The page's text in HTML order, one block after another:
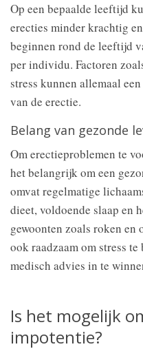
Op een bepaalde leeftijd
erecties minder krachtig
beginnen rond de leeftijd
per individu. Factoren
stress kunnen allemaal
van de erectie.
Belang van gezonde
Om erectieproblemen te
het belangrijk om een
omvat regelmatige
dieet, voldoende slaap en
gewoonten zoals roken
ook raadzaam om stress
medisch advies in te
Is het mogelijk
impotentie?